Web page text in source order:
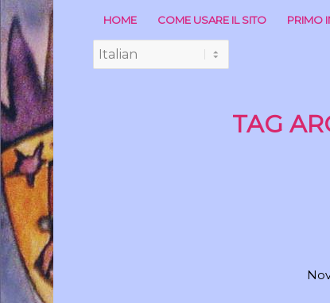
HOME COME USARE IL SITO PRIMO
TAG